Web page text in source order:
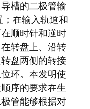
槽的二极管输
；在输入轨道和
顺时针和逆时
转盘上、沿转
盘两侧的转接
环。本发明使
序的要求在生
管能够根据对